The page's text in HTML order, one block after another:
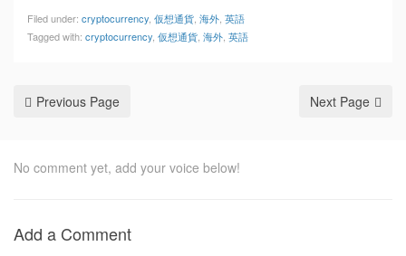
Filed under: cryptocurrency 仮想通貨 海外 英語
Tagged with: cryptocurrency 仮想通貨 海外 英語
Previous Page Next Page
No comment yet, add your voice below!
Add a Comment